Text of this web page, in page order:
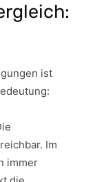
ist
Im
immer